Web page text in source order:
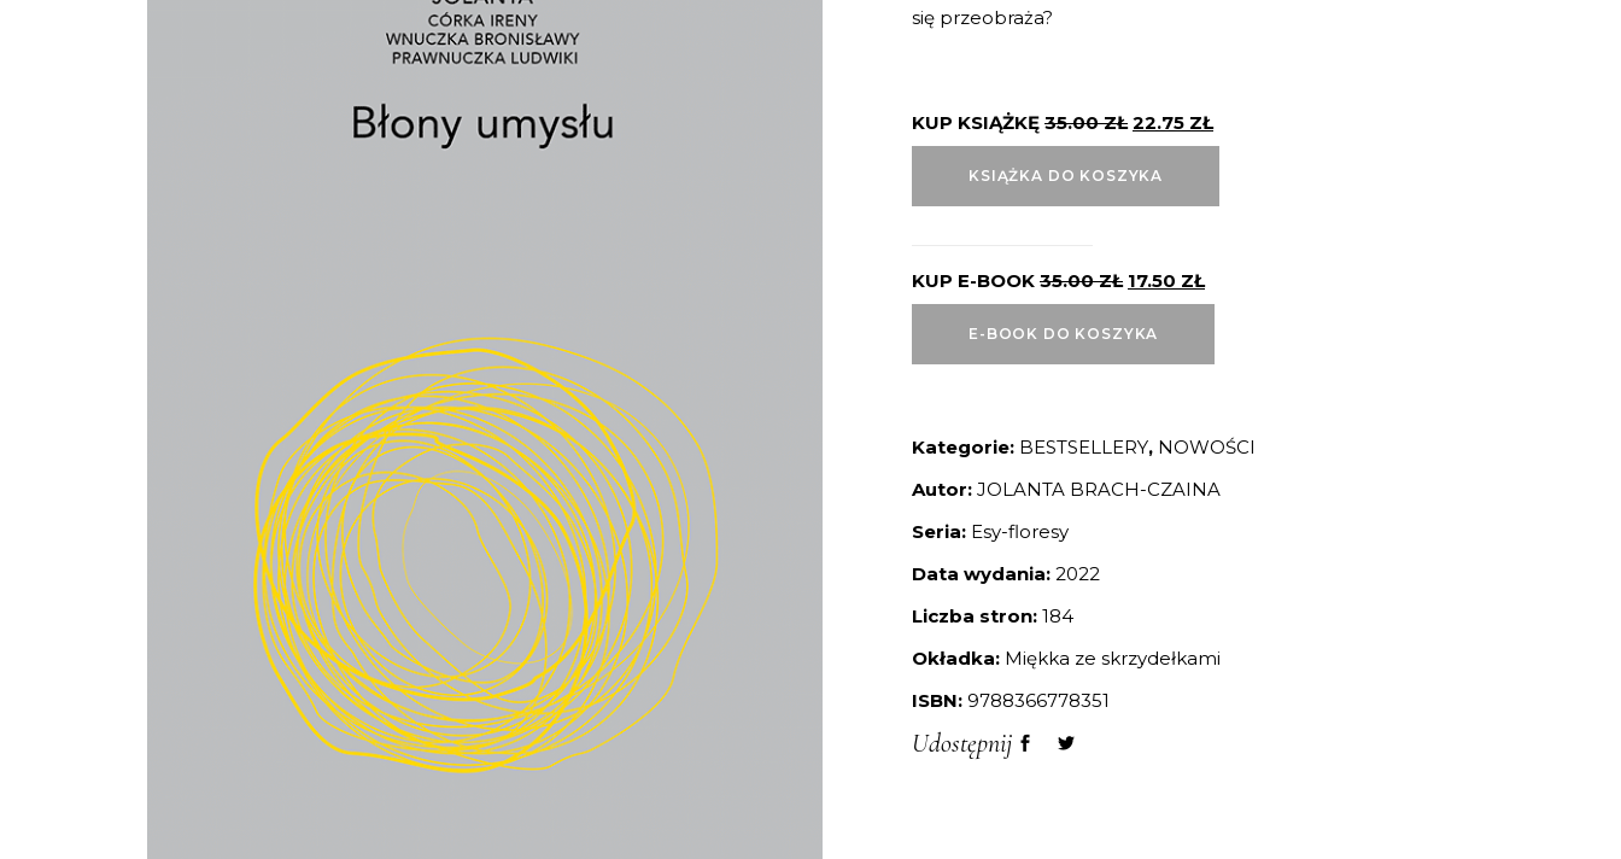
się przeobraża?
KUP KSIĄŻKĘ 35.00ZŁ 22.75 ZŁ
KSIĄŻKA DO KOSZYKA
KUP E-BOOK 35.00ZŁ 17.50 ZŁ
E-BOOK DO KOSZYKA
Kategorie: BESTSELLERY, NOWOŚCI
Autor: JOLANTA BRACH-CZAINA
Seria: Esy-floresy
Data wydania: 2022
Liczba stron: 184
Okładka: Miękka ze skrzydełkami
ISBN: 9788366778351
Udostępnij